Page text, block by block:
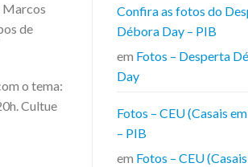
Marcos
de
o tema:
Cultue
Confira as fotos do
Débora Day – PIB
em Fotos – Desperta
Day
Fotos – CEU (Casais
– PIB
em Fotos – CEU